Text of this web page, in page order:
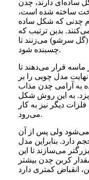
ساده‌ای دارند، چدن
ساخته شده است،
چدنی که شکل ساده
بدین ترتیب که
(گل سرشو) می‌زنند تا
چسبنده شود.
قرار می‌دهند تا
مدل چوبی را بر
به آرامی چدن مذاب
به این روش شکل
دیگر نیز به کار
می‌رود.
ولی پس از آن
کاهش حجم دارد. بنابراین مدل
جهت 1-0.5 درصد بزرگتر می‌سازند تا این
کربن چدن بیشتر